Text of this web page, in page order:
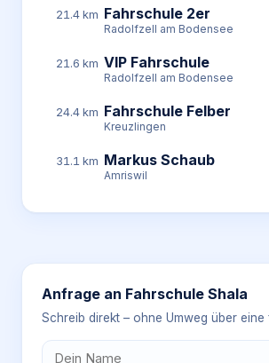
21.4 km Fahrschule 2er
Radolfzell am Bodensee
21.6 km VIP Fahrschule
Radolfzell am Bodensee
24.4 km Fahrschule Felber
Kreuzlingen
31.1 km Markus Schaub
Amriswil
Anfrage an Fahrschule Shala
Schreib direkt – ohne Umweg über eine